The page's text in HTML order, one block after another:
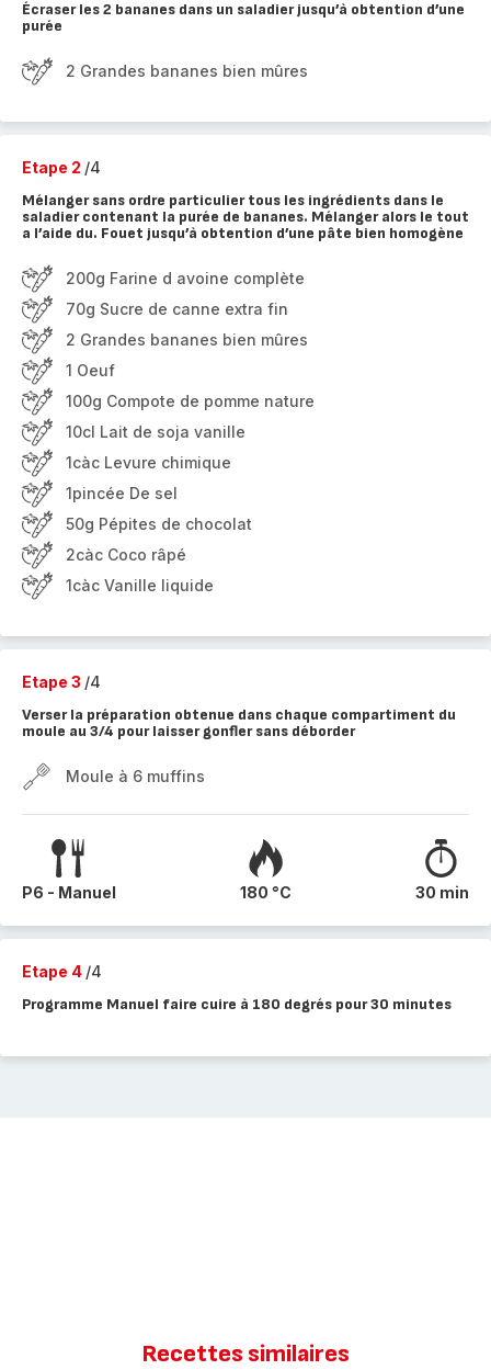
Écraser les 2 bananes dans un saladier jusqu’à obtention d’une
purée
2 Grandes bananes bien mûres
Etape 2 /4
Mélanger sans ordre particulier tous les ingrédients dans le
saladier contenant la purée de bananes. Mélanger alors le tout
a l’aide du. Fouet jusqu’à obtention d’une pâte bien homogène
200g Farine d avoine complète
70g Sucre de canne extra fin
2 Grandes bananes bien mûres
1 Oeuf
100g Compote de pomme nature
10cl Lait de soja vanille
1càc Levure chimique
1pincée De sel
50g Pépites de chocolat
2càc Coco râpé
1càc Vanille liquide
Etape 3 /4
Verser la préparation obtenue dans chaque compartiment du
moule au 3/4 pour laisser gonfler sans déborder
Moule à 6 muffins
P6 - Manuel 180 °C 30 min
Etape 4 /4
Programme Manuel faire cuire à 180 degrés pour 30 minutes
Recettes similaires